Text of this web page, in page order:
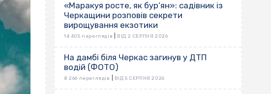
«Маракуя росте, як бур’ян»: садівник із
Черкащини розповів секрети
вирощування екзотики
14 405 переглядів ВІД 2 СЕРПНЯ 2026
На дамбі біля Черкас загинув у ДТП
водій (ФОТО)
8 266 переглядів ВІД 5 СЕРПНЯ 2026